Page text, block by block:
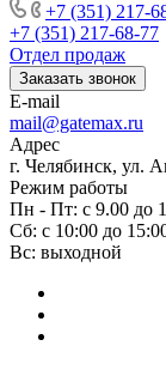
+7 (351) 217-
+7 (351) 217-68-77
Отдел продаж
Заказать звонок
E-mail
mail@gatemax.ru
Адрес
г. Челябинск, ул.
Режим работы
Пн - Пт: с 9.00 до
Сб: с 10:00 до
Вс: выходной